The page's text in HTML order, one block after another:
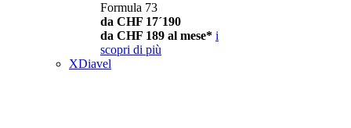
Formula 73
da CHF 17´190
da CHF 189 al mese* i
scopri di più
XDiavel